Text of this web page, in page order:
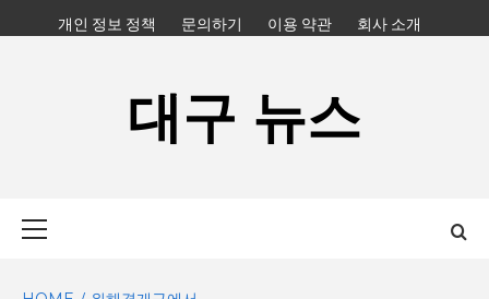
to
개인 정보 정책 문의하기 이용 약관 회사 소개
대구 뉴스